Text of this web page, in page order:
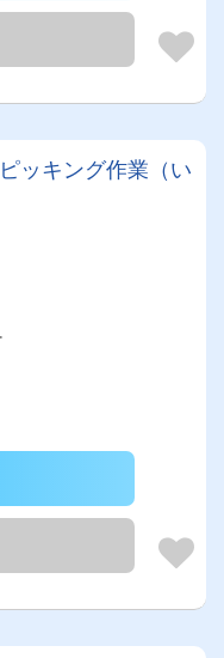
ッキング作業（い